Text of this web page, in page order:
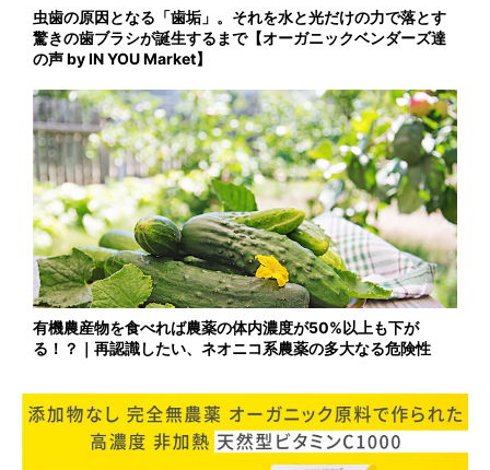
虫歯の原因となる「歯垢」。それを水と光だけの力で落とす
驚きの歯ブラシが誕生するまで【オーガニックベンダーズ達
の声 by IN YOU Market】
有機農産物を食べれば農薬の体内濃度が50%以上も下が
る！？｜再認識したい、ネオニコ系農薬の多大なる危険性